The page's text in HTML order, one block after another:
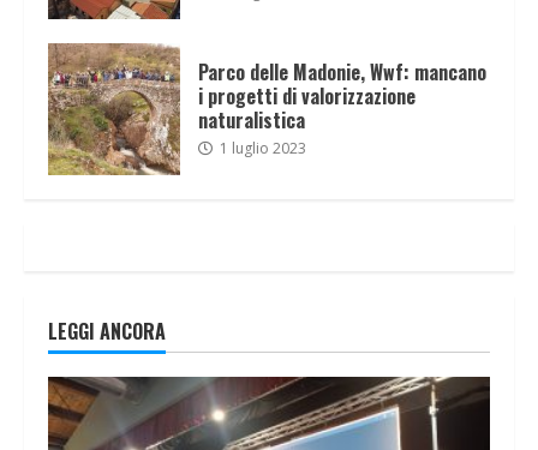
Parco delle Madonie, Wwf: mancano
i progetti di valorizzazione
naturalistica
1 luglio 2023
LEGGI ANCORA